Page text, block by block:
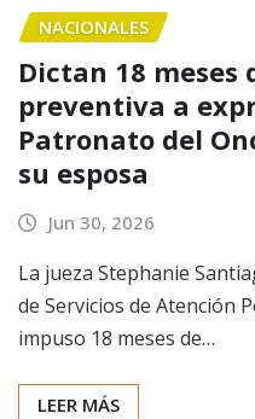
NACIONALES
Dictan 18 meses
preventiva a
Patronato del
su esposa
Jun 30, 2026
La jueza Stephanie
de Servicios de Atención
impuso 18 meses de…
LEER MÁS